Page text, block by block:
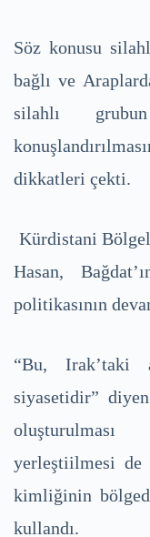
Söz konusu
bağlı ve
silahlı
dikkatleri çekti.
Kürdistani
Hasan,
politikasının
“Bu, Irak’taki
siyasetidir”
yerleştiilmesi de
kimliğinin
kullandı.